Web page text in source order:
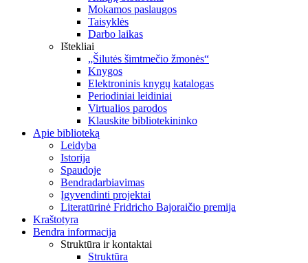
Mokamos paslaugos
Taisyklės
Darbo laikas
Ištekliai
„Šilutės šimtmečio žmonės“
Knygos
Elektroninis knygų katalogas
Periodiniai leidiniai
Virtualios parodos
Klauskite bibliotekininko
Apie biblioteką
Leidyba
Istorija
Spaudoje
Bendradarbiavimas
Įgyvendinti projektai
Literatūrinė Fridricho Bajoraičio premija
Kraštotyra
Bendra informacija
Struktūra ir kontaktai
Struktūra